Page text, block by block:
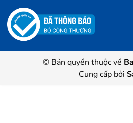
© Bản quyền thuộc về
Cung cấp bởi